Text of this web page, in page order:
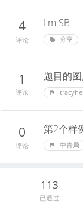
4
评论
I'm SB
分享
1
评论
题目的
0
评论
第2个样
中青局
113
已通过